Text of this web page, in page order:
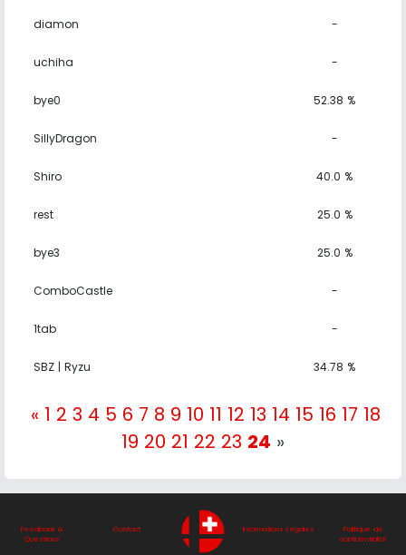
diamon -
uchiha -
bye0 52.38 %
SillyDragon -
Shiro 40.0 %
rest 25.0 %
bye3 25.0 %
ComboCastle -
1tab -
SBZ | Ryzu 34.78 %
« 1 2 3 4 5 6 7 8 9 10 11 12 13 14 15 16 17 18
19 20 21 22 23 24 »
Feedback &
Questions
Contact Informations Légales
Politique de
confidentialité